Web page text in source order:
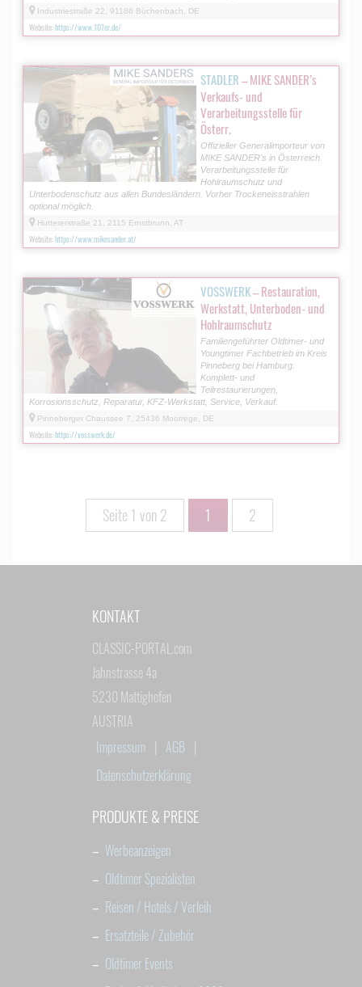
Industriestraße 22, 91186 Büchenbach, DE
Website:https://www.107er.de/
STADLER– MIKE SANDER’s
Verkaufs- und
Verarbeitungsstelle für
Österr.
Offizieller Generalimporteur von
MIKE SANDER's in Österreich.
Verarbeitungsstelle für
Hohlraumschutz und
Unterbodenschutz aus allen Bundesländern. Vorher Trockeneisstrahlen
optional möglich.
Huttererstraße 21, 2115 Ernstbrunn, AT
Website:https://www.mikesander.at/
VOSSWERK– Restauration,
Werkstatt, Unterboden- und
Hohlraumschutz
Familiengeführter Oldtimer- und
Youngtimer Fachbetrieb im Kreis
Pinneberg bei Hamburg.
Komplett- und
Teilrestaurierungen,
Korrosionsschutz, Reparatur, KFZ-Werkstatt, Service, Verkauf.
Pinneberger Chaussee 7, 25436 Moorrege, DE
Website:https://vosswerk.de/
Seite 1 von 2 1 2
KONTAKT
CLASSIC-PORTAL.com
Jahnstrasse 4a
5230 Mattighofen
AUSTRIA
Impressum | AGB |
Datenschutzerklärung
PRODUKTE & PREISE
– Werbeanzeigen
– Oldtimer Spezialisten
– Reisen / Hotels / Verleih
– Ersatzteile / Zubehör
– Oldtimer Events